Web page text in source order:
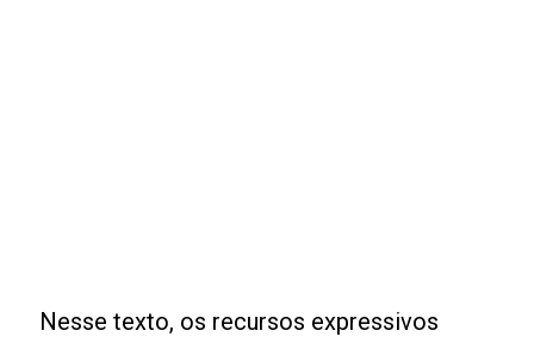
Nesse texto, os recursos expressivos